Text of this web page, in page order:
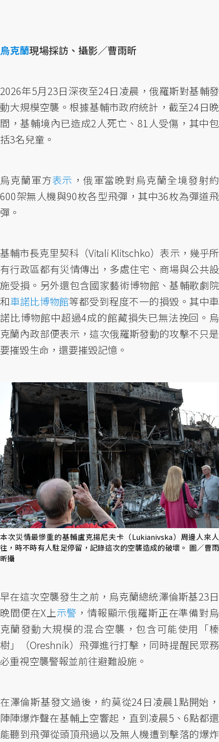
烏克蘭現場採訪、攝影／曹雨昕
2026年5月23日深夜至24日凌晨，俄羅斯對基輔發
動大規模空襲。根據基輔市政府統計，截至24日晚
間，基輔境內已造成2人死亡、81人受傷，其中包
括3名兒童。
烏克蘭軍方表示 ，俄軍當晚對烏克蘭全境發射約
600架無人機與90枚各型飛彈，其中36枚為彈道飛
彈。
基輔市長克里契科（Vitali Klitschko）表示，幾乎所
有行政區都有災情傳出，多處住宅、商場與公共設
施受損。另外還包含國家藝術博物館、基輔歌劇院
和車諾比博物館等都受到程度不一的損毀。其中車
諾比博物館中超過4成的館藏損失已無法挽回。烏
克蘭內政部便表示，這次俄羅斯發動的攻擊不只是
要摧毀生命，還要摧毀記憶。
本次災情最慘重的基輔盧克揚尼夫卡（Lukianivska）周邊人來人
往，時不時有人駐足停留，記錄這次的空襲造成的破壞。 圖／曹雨
昕攝
早在這次空襲發生之前，烏克蘭總統澤倫斯基23日
晚間便在X上示警 ，情報顯示俄羅斯正在準備對烏
克蘭發動大規模的混合空襲，包含可能使用「榛
樹」（Oreshnik）飛彈進行打擊，同時提醒民眾務
必重視空襲警報並前往避難設施。
在澤倫斯基發文過後，約莫從24日凌晨1點開始，
陣陣爆炸聲在基輔上空響起，直到凌晨5、6點都還
能聽到飛彈從頭頂飛過以及無人機遭到擊落的爆炸